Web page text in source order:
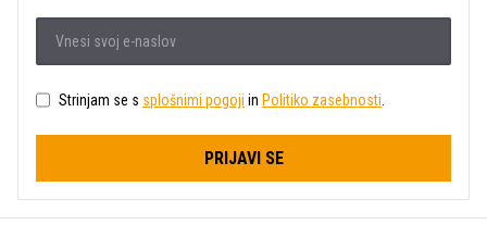
Strinjam se s splošnimi pogoji in Politiko zasebnosti
PRIJAVI SE